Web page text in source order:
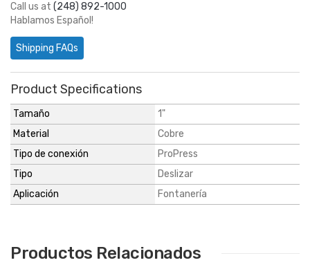
Call us at (248) 892-1000
Hablamos Español!
Shipping FAQs
Product Specifications
Tamaño
1"
Material
Cobre
Tipo de conexión
ProPress
Tipo
Deslizar
Aplicación
Fontanería
Productos Relacionados